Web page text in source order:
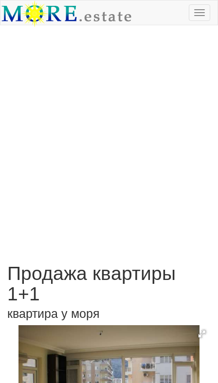
Продажа квартиры
1+1
квартира у моря